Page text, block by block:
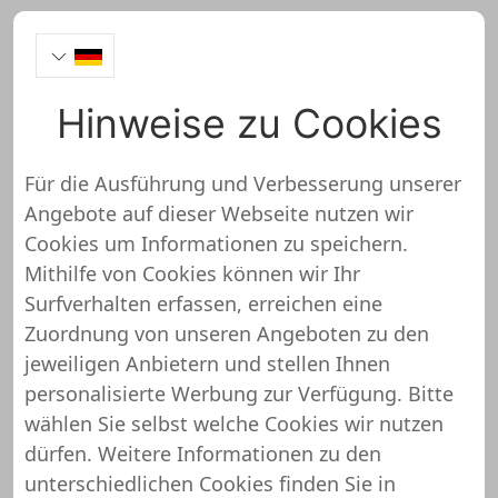
https://www.realdoll24.de/
REALDOLL24 wurde noch nicht
überprüft und getestet
Über diesen Shop oder Webseite liegen uns
noch keine detaillierten Informationen vor.
Das bedeutet, dass REALDOLL24 von
unserem Support-Team noch nicht
Hinweise zu Cookies
Für die Ausführung und Verbesserung unserer
Angebote auf dieser Webseite nutzen wir
Cookies um Informationen zu speichern.
Mithilfe von Cookies können wir Ihr
Surfverhalten erfassen, erreichen eine
Zuordnung von unseren Angeboten zu den
jeweiligen Anbietern und stellen Ihnen
personalisierte Werbung zur Verfügung. Bitte
wählen Sie selbst welche Cookies wir nutzen
dürfen. Weitere Informationen zu den
unterschiedlichen Cookies finden Sie in